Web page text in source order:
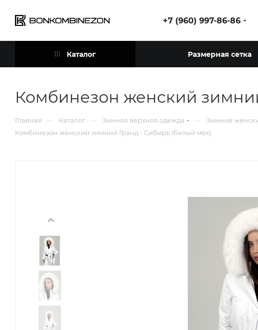
+7 (960) 997-86-86
Каталог Размерная сетка
Комбинезон женский
Главная — Каталог — Зимняя верхняя одежда — Зимние
Комбинезон женский зимний Гранд - Сибирь (белый мех)